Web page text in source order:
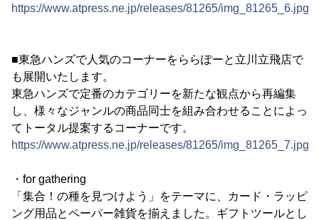
https://www.atpress.ne.jp/releases/81265/img_81265_6.jpg
■東急ハンズで人気のコーナーをららぽーと立川立飛店で
も展開いたします。
東急ハンズで定番のカテゴリーを新たな観点から再編集
し、様々なジャンルの商品同士を組み合わせることによっ
てトータル提案するコーナーです。
https://www.atpress.ne.jp/releases/81265/img_81265_7.jpg
・for gathering
「集合！の種を見つけよう」をテーマに、カード・ラッピ
ング用品とペーパー雑貨を揃えました。ギフトツールとし